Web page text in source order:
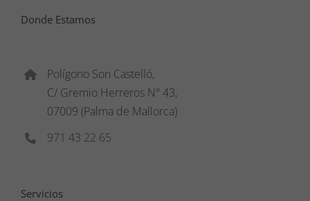
Donde Estamos
Polígono Son Castelló,
C/ Gremio Herreros Nº 43,
07009 (Palma de Mallorca)
971 43 22 65
Servicios